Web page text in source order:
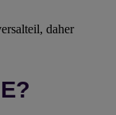
daher